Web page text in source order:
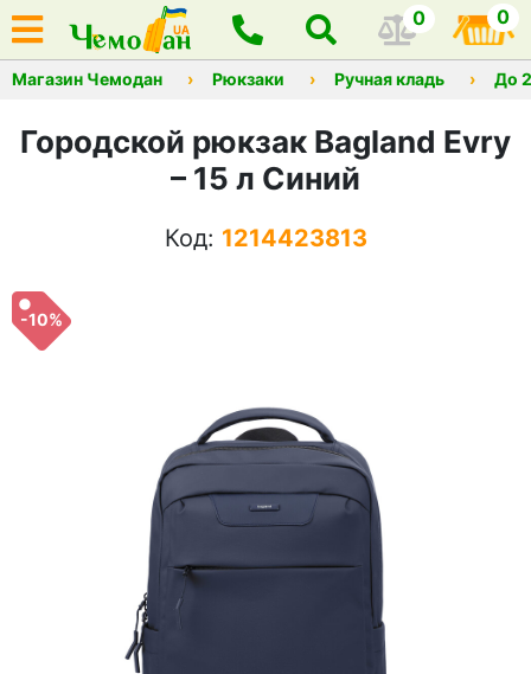
0 0
Магазин Чемодан Рюкзаки Ручная кладь До
Городской рюкзак Bagland Evry
– 15 л Синий
Код: 1214423813
-10%